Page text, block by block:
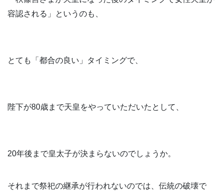
容認される」というのも、
とても「都合の良い」タイミングで、
陛下が80歳まで天皇をやっていただいたとして、
20年後まで皇太子が決まらないのでしょうか。
それまで祭祀の継承が行われないのでは、伝統の破壊で